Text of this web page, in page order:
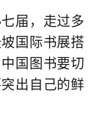
届，走过多
国际书展搭
国图书要切
出自己的鲜